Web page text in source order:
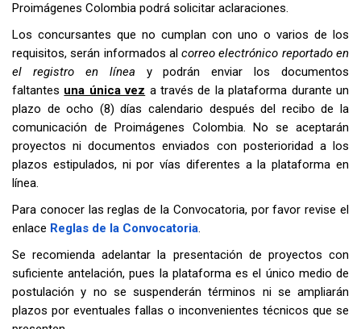
Proimágenes Colombia podrá solicitar aclaraciones.
Los concursantes que no cumplan con uno o varios de los
requisitos, serán informados alcorreo electrónico reportado en
el registro en línea y podrán enviar los documentos
faltantes una única vez a través de la plataforma durante un
plazo de ocho (8) días calendario después del recibo de la
comunicación de Proimágenes Colombia. No se aceptarán
proyectos ni documentos enviados con posterioridad a los
plazos estipulados, ni por vías diferentes a la plataforma en
línea.
Para conocer las reglas de la Convocatoria, por favor revise el
enlace Reglas de la Convocatoria.
Se recomienda adelantar la presentación de proyectos con
suficiente antelación, pues la plataforma es el único medio de
postulación y no se suspenderán términos ni se ampliarán
plazos por eventuales fallas o inconvenientes técnicos que se